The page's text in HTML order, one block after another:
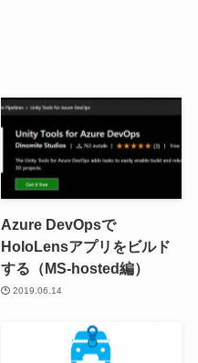
Azure DevOpsで
HoloLensアプリをビルド
する（MS-hosted編）
2019.06.14